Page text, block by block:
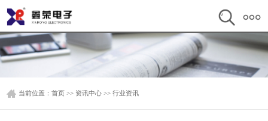
当前位置： 首页 >> 资讯中心>> 行业资讯